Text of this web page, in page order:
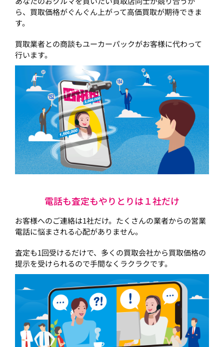
ら、買取価格がぐんぐん上がって高価買取が期待できま
す。
買取業者との商談もユーカーパックがお客様に代わって
行います。
電話も査定もやりとりは１社だけ
お客様へのご連絡は1社だけ。たくさんの業者からの営業
電話に悩まされる心配がありません。
査定も1回受けるだけで、多くの買取会社から買取価格の
提示を受けられるので手間なくラクラクです。